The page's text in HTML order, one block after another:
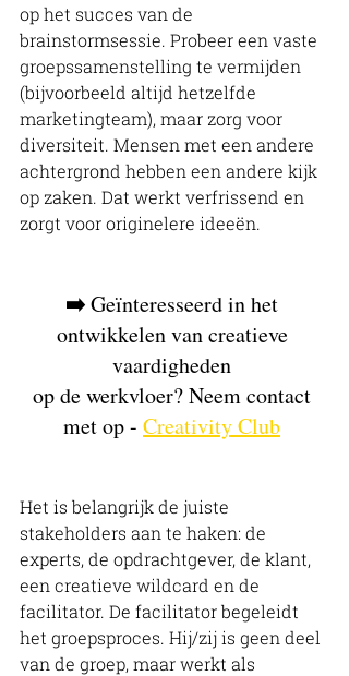
op het succes van de
brainstormsessie. Probeer een vaste
groepssamenstelling te vermijden
(bijvoorbeeld altijd hetzelfde
marketingteam), maar zorg voor
diversiteit. Mensen met een andere
achtergrond hebben een andere kijk
op zaken. Dat werkt verfrissend en
zorgt voor originelere ideeën.
➡️ Geïnteresseerd in het
ontwikkelen van creatieve
vaardigheden
op de werkvloer? Neem contact
met op - Creativity Club
Het is belangrijk de juiste
stakeholders aan te haken: de
experts, de opdrachtgever, de klant,
een creatieve wildcard en de
facilitator. De facilitator begeleidt
het groepsproces. Hij/zij is geen deel
van de groep, maar werkt als